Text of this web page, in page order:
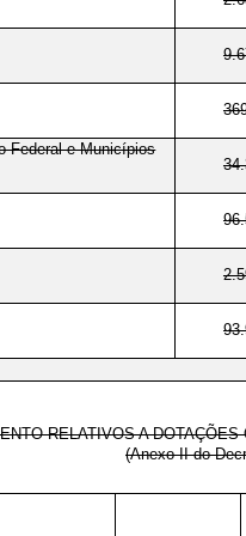
Federal e Municípios
RELATIVOS A
(Anexo II do